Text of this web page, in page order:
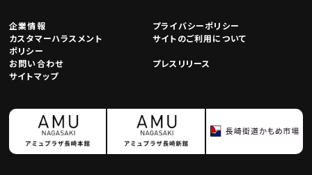
企業情報
プライバシーポリシー
カスタマーハラスメント
ポリシー
サイトのご利用について
お問い合わせ
プレスリリース
サイトマップ